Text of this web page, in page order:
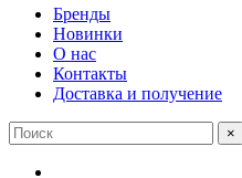
Бренды
Новинки
О нас
Контакты
Доставка и получение
×